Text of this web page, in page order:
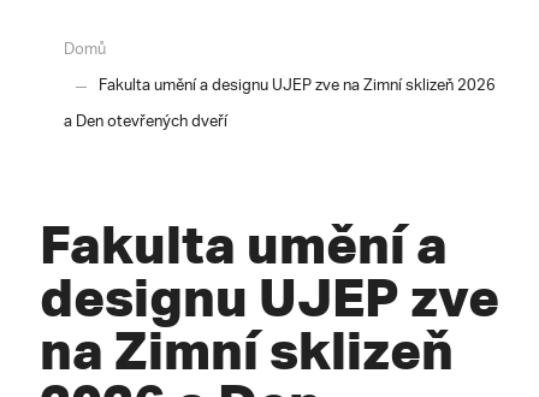
Domů
Fakulta umění a designu UJEP zve na Zimní sklizeň 2026
a Den otevřených dveří
Fakulta umění a
designu UJEP zve
na Zimní sklizeň